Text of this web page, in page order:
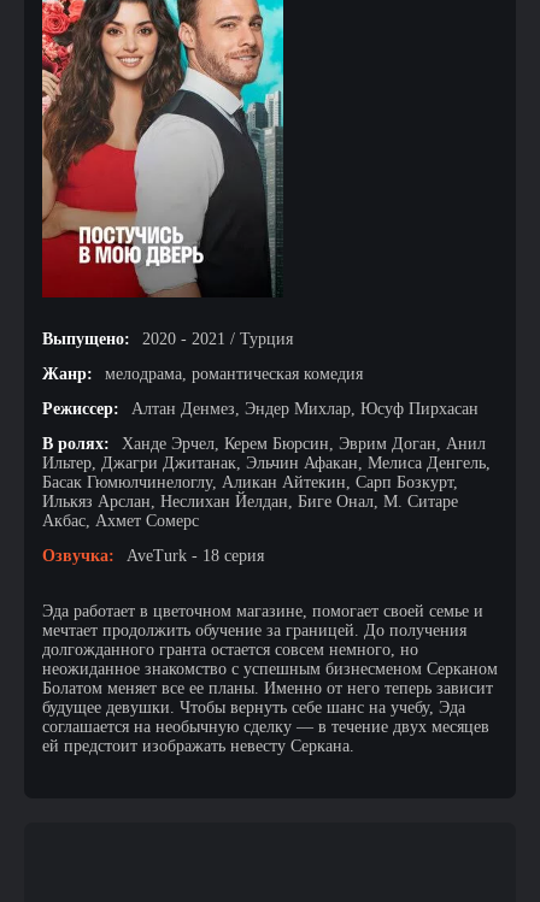
Выпущено:
2020 - 2021 / Турция
Жанр:
мелодрама, романтическая комедия
Режиссер:
Алтан Денмез, Эндер Михлар, Юсуф Пирхасан
В ролях:
Ханде Эрчел, Керем Бюрсин, Эврим Доган, Анил
Ильтер, Джагри Джитанак, Эльчин Афакан, Мелиса Денгель,
Басак Гюмюлчинелоглу, Аликан Айтекин, Сарп Бозкурт,
Илькяз Арслан, Неслихан Йелдан, Биге Онал, М. Ситаре
Акбас, Ахмет Сомерс
Озвучка:
AveTurk - 18 серия
Эда работает в цветочном магазине, помогает своей семье и
мечтает продолжить обучение за границей. До получения
долгожданного гранта остается совсем немного, но
неожиданное знакомство с успешным бизнесменом Серканом
Болатом меняет все ее планы. Именно от него теперь зависит
будущее девушки. Чтобы вернуть себе шанс на учебу, Эда
соглашается на необычную сделку — в течение двух месяцев
ей предстоит изображать невесту Серкана.